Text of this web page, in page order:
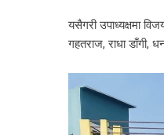
यसैगरी उपाध्यक्षमा
गहतराज, राधा डाँगी,